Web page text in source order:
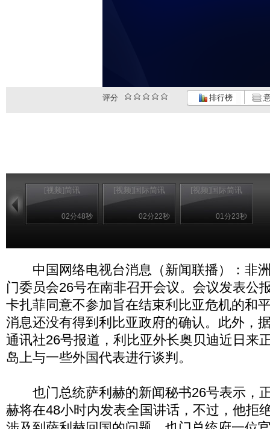
评分 排行榜
[视频]简讯
02分48秒
[视频]国际简讯
02分22秒
[视频]国际简讯
01分23秒
中国网络电视台消息（新闻联播）：非
门委员会26号在南非召开会议。会议发表公
卡扎菲同意不参加旨在结束利比亚危机的和
消息还没有得到利比亚政府的确认。此外，
通讯社26号报道，利比亚外长奥贝迪近日来
岛上与一些外国代表进行谈判。
也门总统萨利赫的新闻秘书26号表示，
赫将在48小时内发表全国讲话，不过，他拒